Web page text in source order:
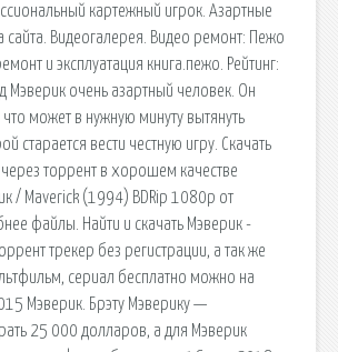
картежный игрок. Азартные
сайта. Видеогалерея. Видео ремонт: Пежо
и эксплуатация книга.пежо. Рейтинг:
Мэверик очень азартный человек. Он
может в нужную минуту вытянуть
старается вести честную игру. Скачать
торрент в хорошем качестве
/ Maverick (1994) BDRip 1080p от
файлы. Найти и скачать Мэверик -
трекер без регистрации, а так же
сериал бесплатно можно на
Мэверик. Брэту Мэверику —
25 000 долларов, а для Мэверик